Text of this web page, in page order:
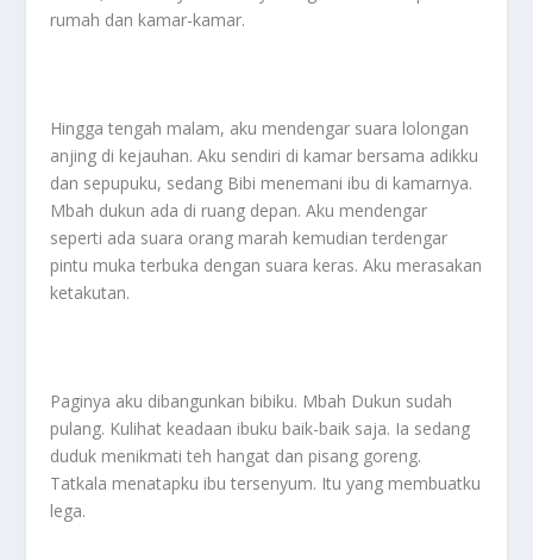
rumah dan kamar-kamar.
Hingga tengah malam, aku mendengar suara lolongan
anjing di kejauhan. Aku sendiri di kamar bersama adikku
dan sepupuku, sedang Bibi menemani ibu di kamarnya.
Mbah dukun ada di ruang depan. Aku mendengar
seperti ada suara orang marah kemudian terdengar
pintu muka terbuka dengan suara keras. Aku merasakan
ketakutan.
Paginya aku dibangunkan bibiku. Mbah Dukun sudah
pulang. Kulihat keadaan ibuku baik-baik saja. Ia sedang
duduk menikmati teh hangat dan pisang goreng.
Tatkala menatapku ibu tersenyum. Itu yang membuatku
lega.